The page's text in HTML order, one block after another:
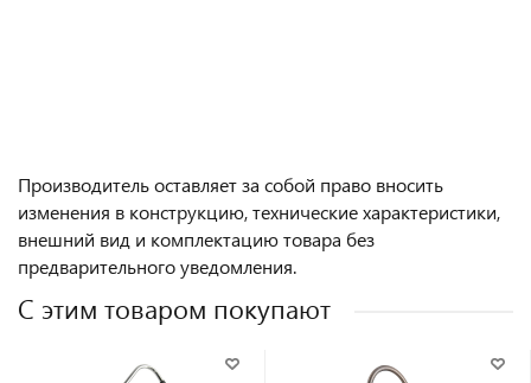
Производитель оставляет за собой право вносить
изменения в конструкцию, технические характеристики,
внешний вид и комплектацию товара без
предварительного уведомления.
С этим товаром покупают